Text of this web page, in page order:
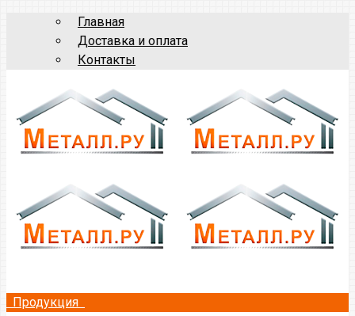
Главная
Доставка и оплата
Контакты
Продукция